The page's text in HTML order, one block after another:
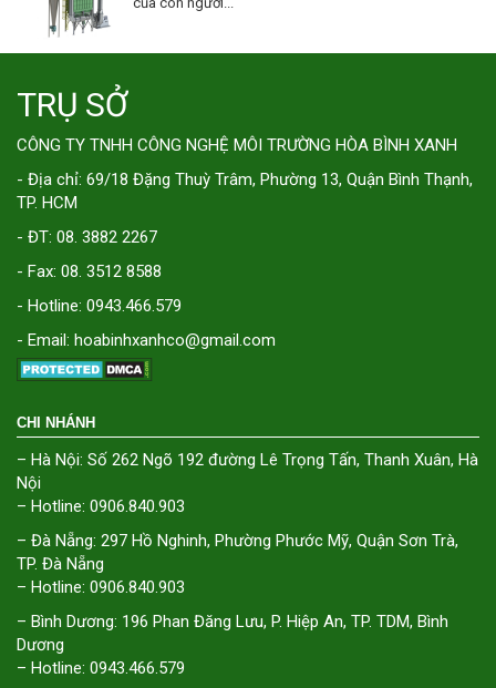
TRỤ SỞ
CÔNG TY TNHH CÔNG NGHỆ MÔI TRƯỜNG HÒA BÌNH XANH
- Địa chỉ: 69/18 Đặng Thuỳ Trâm, Phường 13, Quận Bình Thạnh,
TP. HCM
- ĐT: 08. 3882 2267
- Fax: 08. 3512 8588
- Hotline: 0943.466.579
- Email: hoabinhxanhco@gmail.com
CHI NHÁNH
– Hà Nội: Số 262 Ngõ 192 đường Lê Trọng Tấn, Thanh Xuân, Hà
Nội
– Hotline: 0906.840.903
– Đà Nẵng: 297 Hồ Nghinh, Phường Phước Mỹ, Quận Sơn Trà,
TP. Đà Nẵng
– Hotline: 0906.840.903
– Bình Dương: 196 Phan Đăng Lưu, P. Hiệp An, TP. TDM, Bình
Dương
– Hotline: 0943.466.579